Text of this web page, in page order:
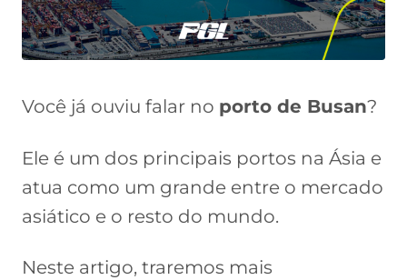
Você já ouviu falar no porto de Busan?
Ele é um dos principais portos na Ásia e
atua como um grande entre o mercado
asiático e o resto do mundo.
Neste artigo, traremos mais